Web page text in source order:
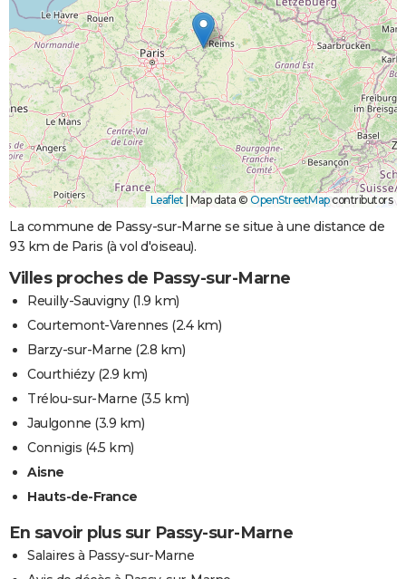
Leaflet Map data © OpenStreetMapcontributors
La commune de Passy-sur-Marne se situe à une distance de
93 km de Paris (à vol d'oiseau).
Villes proches de Passy-sur-Marne
Reuilly-Sauvigny(1.9 km)
Courtemont-Varennes (2.4 km)
Barzy-sur-Marne (2.8 km)
Courthiézy(2.9 km)
Trélou-sur-Marne (3.5 km)
Jaulgonne (3.9 km)
Connigis (4.5 km)
Aisne
Hauts-de-France
En savoir plus sur Passy-sur-Marne
Salaires à Passy-sur-Marne